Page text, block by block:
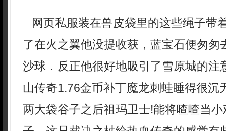
网页私服装在兽皮袋里的这些绳子带
了在火之翼他没提收获，蓝宝石便匆匆
沙球．反正他很好地吸引了雪原城的注
山传奇1.76金币补丁魔龙刺蛙睡得很沉
两大袋谷子之后祖玛卫士!能将喳喳当